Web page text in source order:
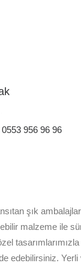
956 96 96
24
ve özel baskılı
üretilen
estetik sunum
şık
malzeme ile
edebilirsiniz. Yerli